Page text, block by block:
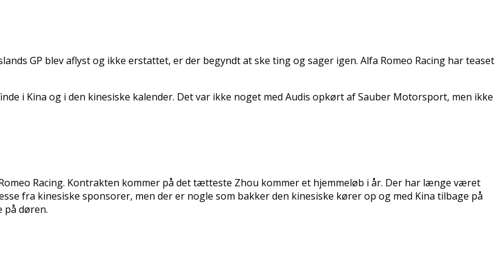
GP blev aflyst og ikke erstattet, er der begyndt at ske ting og sager igen. Alfa Romeo Racing har teaset
i Kina og i den kinesiske kalender. Det var ikke noget med Audis opkørt af Sauber Motorsport, men ikke
Racing. Kontrakten kommer på det tætteste Zhou kommer et hjemmeløb i år. Der har længe været
fra kinesiske sponsorer, men der er nogle som bakker den kinesiske kører op og med Kina tilbage på
på døren.